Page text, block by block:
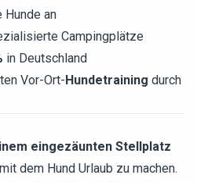
an
Campingplätze
in Deutschland
Vor-Ort-Hundetraining durch
eingezäunten Stellplatz
dem Hund Urlaub zu machen.